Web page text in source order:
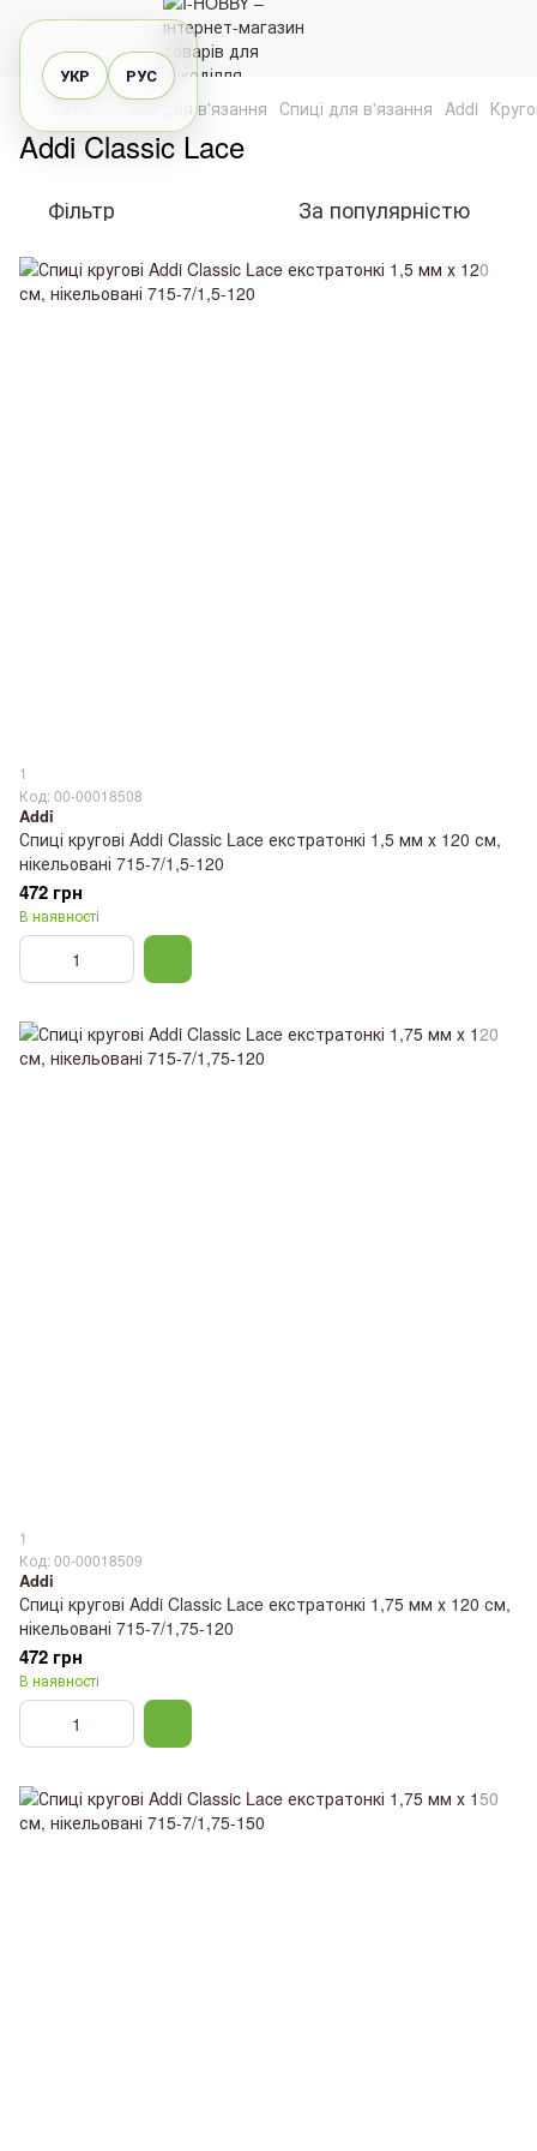
УКР РУС
Все для в'язання Спиці для в'язання Addi
Addi Classic Lace
Фільтр За популярністю
1
Код: 00-00018508
Addi
Спиці кругові Addi Classic Lace екстратонкі 1,5 мм х 120 см,
нікельовані 715-7/1,5-120
472 грн
В наявності
1
Код: 00-00018509
Addi
Спиці кругові Addi Classic Lace екстратонкі 1,75 мм х 120 см,
нікельовані 715-7/1,75-120
472 грн
В наявності